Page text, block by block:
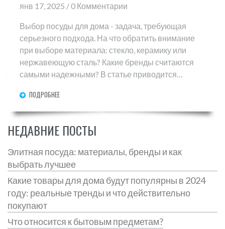
янв 17, 2025 / 0 Комментарии
Выбор посуды для дома - задача, требующая
серьезного подхода. На что обратить внимание
при выборе материала: стекло, керамику или
нержавеющую сталь? Какие бренды считаются
самыми надежными? В статье приводится
которая будет не только красивой, но и
долговечной.
ПОДРОБНЕЕ
НЕДАВНИЕ ПОСТЫ
Элитная посуда: материалы, бренды и как
выбрать лучшее
Какие товары для дома будут популярны в 2024
году: реальные тренды и что действительно
покупают
Что относится к бытовым предметам?